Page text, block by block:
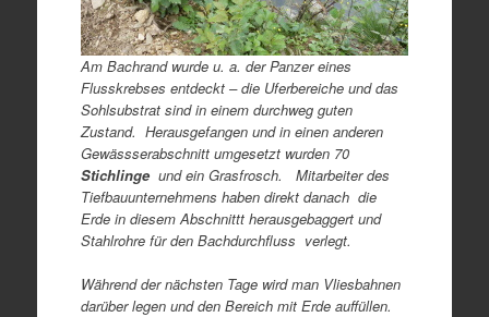
Am Bachrand wurde u. a. der Panzer eines
Flusskrebses entdeckt – die Uferbereiche und das
Sohlsubstrat sind in einem durchweg guten
Zustand. Herausgefangen und in einen anderen
Gewässserabschnitt umgesetzt wurden 70
Stichlinge und ein Grasfrosch. Mitarbeiter des
Tiefbauunternehmens haben direkt danach die
Erde in diesem Abschnittt herausgebaggert und
Stahlrohre für den Bachdurchfluss verlegt.
Während der nächsten Tage wird man Vliesbahnen
darüber legen und den Bereich mit Erde auffüllen.